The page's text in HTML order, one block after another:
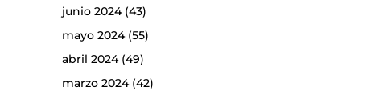
junio 2024(43)
mayo 2024(55)
abril 2024(49)
marzo 2024(42)